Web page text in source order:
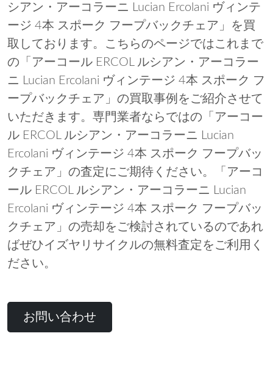
シアン・アーコラーニ Lucian Ercolani ヴィンテ
ージ 4本 スポーク フープバックチェア」を買
取しております。こちらのページではこれまで
の「アーコール ERCOL ルシアン・アーコラー
ニ Lucian Ercolani ヴィンテージ 4本 スポーク フ
ープバックチェア」の買取事例をご紹介させて
いただきます。専門業者ならではの「アーコー
ル ERCOL ルシアン・アーコラーニ Lucian
Ercolani ヴィンテージ 4本 スポーク フープバッ
クチェア」の査定にご期待ください。「アーコ
ール ERCOL ルシアン・アーコラーニ Lucian
Ercolani ヴィンテージ 4本 スポーク フープバッ
クチェア」の売却をご検討されているのであれ
ばぜひイズヤリサイクルの無料査定をご利用く
ださい。
お問い合わせ